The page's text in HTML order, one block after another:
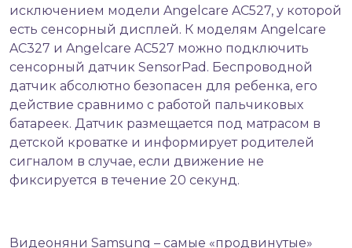
исключением модели Angelcare AC527, у которой
есть сенсорный дисплей. К моделям Angelcare
AC327 и Angelcare AC527 можно подключить
сенсорный датчик SensorPad. Беспроводной
датчик абсолютно безопасен для ребенка, его
действие сравнимо с работой пальчиковых
батареек. Датчик размещается под матрасом в
детской кроватке и информирует родителей
сигналом в случае, если движение не
фиксируется в течение 20 секунд.
Видеоняни Samsung – самые «продвинутые»